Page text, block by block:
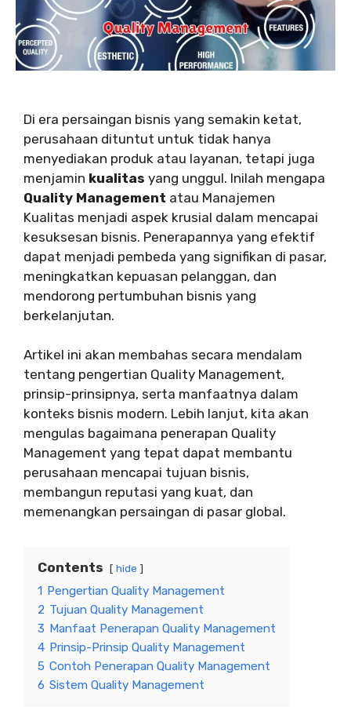
Di era persaingan bisnis yang semakin ketat,
perusahaan dituntut untuk tidak hanya
menyediakan produk atau layanan, tetapi juga
menjamin kualitas yang unggul. Inilah mengapa
Quality Management atau Manajemen
Kualitas menjadi aspek krusial dalam mencapai
kesuksesan bisnis. Penerapannya yang efektif
dapat menjadi pembeda yang signifikan di pasar,
meningkatkan kepuasan pelanggan, dan
mendorong pertumbuhan bisnis yang
berkelanjutan.
Artikel ini akan membahas secara mendalam
tentang pengertian Quality Management,
prinsip-prinsipnya, serta manfaatnya dalam
konteks bisnis modern. Lebih lanjut, kita akan
mengulas bagaimana penerapan Quality
Management yang tepat dapat membantu
perusahaan mencapai tujuan bisnis,
membangun reputasi yang kuat, dan
memenangkan persaingan di pasar global.
Contents hide
1 Pengertian Quality Management
2 Tujuan Quality Management
3 Manfaat Penerapan Quality Management
4 Prinsip-Prinsip Quality Management
5 Contoh Penerapan Quality Management
6 Sistem Quality Management